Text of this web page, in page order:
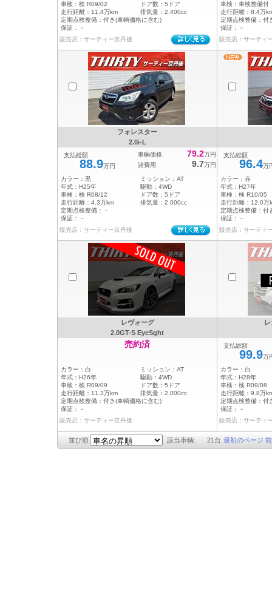
車検： 検 R09/02 ドア数： 5ドア
走行距離： 11.4万km 排気量： 2,400cc
定期点検整備： 付き(車輌価格に含む)
保証：
－
販売店：サーティー京丹後
車検： 車検整備付
走行距離： 8.4万
定期点検整備： 付
保証：
－
販売店：サーティ
フォレスター
2.0i-L
支払総額
88.9万円
車輌価格 79.2万円
諸費用
9.7万円
カラー： 黒 ミッション： AT
年式： H25年 駆動： 4WD
車検： 検 R08/12 ドア数： 5ドア
走行距離： 4.3万km 排気量： 2,000cc
定期点検整備：
－
保証：
－
販売店：サーティー京丹後
支払総額
96.4万
カラー： 赤
年式： H27年
車検： 検 R10/05
走行距離： 12.0万
定期点検整備： 付
保証：
－
販売店：サーティ
レヴォーグ
2.0GT-S EyeSght
売約済
カラー： 白 ミッション： AT
年式： H26年 駆動： 4WD
車検： 検 R09/09 ドア数： 5ドア
走行距離： 11.3万km 排気量： 2,000cc
定期点検整備： 付き(車輌価格に含む)
保証：
－
販売店：サーティー京丹後
支払総額
99.9万
カラー： 白
年式： H28年
車検： 検 R09/08
走行距離： 9.8万
定期点検整備： 付
保証：
－
販売店：サーティ
並び順 該当車輌: 21 台 最初のページ